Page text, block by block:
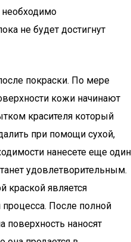
необходимо
не будет достигнут
покраски. По мере
кожи начинают
красителя который
при помощи сухой,
нанесете еще один
удовлетворительным.
краской является
После полной
поверхность наносят